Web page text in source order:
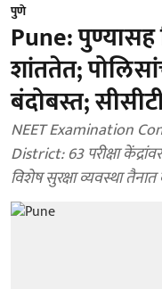
पुणे
Pune: पुण्यासह
शांततेत;
बंदोबस्त;
NEET Examination
District: 63 परीक्षा
विशेष सुरक्षा व्यवस्था